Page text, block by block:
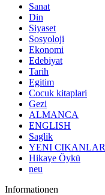
Sanat
Din
Siyaset
Sosyoloji
Ekonomi
Edebiyat
Tarih
Egitim
Cocuk kitaplari
Gezi
ALMANCA
ENGLISH
Saglik
YENI CIKANLAR
Hikaye Öykü
neu
Informationen